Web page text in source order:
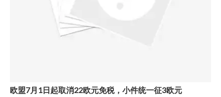
欧盟7月1日起取消22欧元免税，小件统一征3欧元